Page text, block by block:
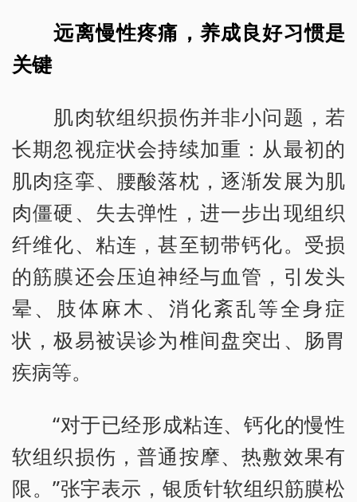
远离慢性疼痛，养成良好习惯是
关键
肌肉软组织损伤并非小问题，若
长期忽视症状会持续加重：从最初的
肌肉痉挛、腰酸落枕，逐渐发展为肌
肉僵硬、失去弹性，进一步出现组织
纤维化、粘连，甚至韧带钙化。受损
的筋膜还会压迫神经与血管，引发头
晕、肢体麻木、消化紊乱等全身症
状，极易被误诊为椎间盘突出、肠胃
疾病等。
“对于已经形成粘连、钙化的慢性
软组织损伤，普通按摩、热敷效果有
限。”张宇表示，银质针软组织筋膜松